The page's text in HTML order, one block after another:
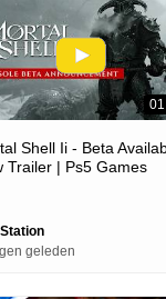
Shell Ii - Beta
Trailer | Ps5 Games
geleden